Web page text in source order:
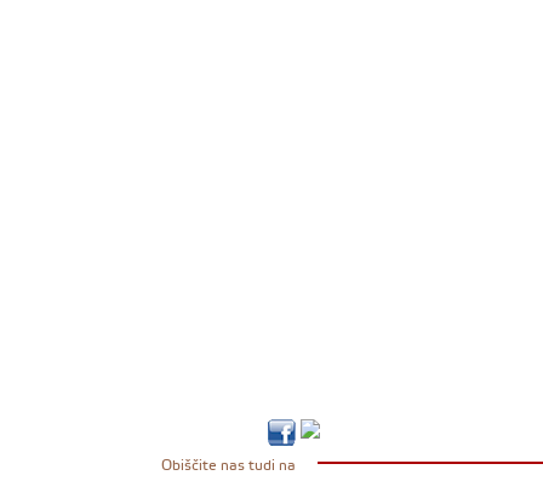
Obiščite nas tudi na